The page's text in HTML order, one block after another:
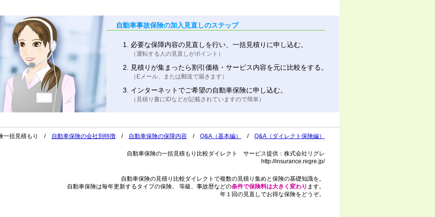
自動車事故保険の加入見直しのステップ
必要な保障内容の見直しを行い、一括見積りに申し込む。
（運転する人の見直しがポイント）
見積りが集まったら割引価格・サービス内容を元に比較をする。
（Eメール、または郵送で届きます）
インターネットでご希望の自動車保険に申し込む。
（見積り書にIDなどが記載されていますので簡単）
一括見積もり / 自動車保険の会社別特徴 / 自動車保険の保障内容 / Q&A（基本編） / Q&A（ダイレクト保険編）
自動車保険の一括見積もり比較ダイレクト サービス提供：株式会社リグレ
http://insurance.regre.jp/
自動車保険の見積り比較ダイレクトで複数の見積り集めと保険の基礎知識を。
自動車保険は毎年更新するタイプの保険。 等級、事故歴などの条件で保険料は大きく変わり ます。
年１回の見直しでお得な保険をどうぞ。